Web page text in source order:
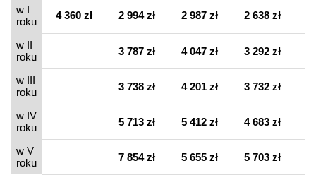
w I
roku
4 360 zł 2 994 zł 2 987 zł 2 638 zł
w II
roku
3 787 zł 4 047 zł 3 292 zł
w III
roku
3 738 zł 4 201 zł 3 732 zł
w IV
roku
5 713 zł 5 412 zł 4 683 zł
w V
roku
7 854 zł 5 655 zł 5 703 zł